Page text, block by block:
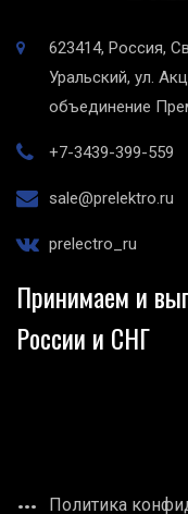
623414, Россия,
Уральский, ул.
объединение
+7-3439-399-559
sale@prelektro.ru
prelectro_ru
Принимаем и
России и СНГ
Политика